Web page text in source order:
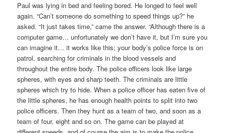
Paul was lying in bed and feeling bored. He longed to feel well
again. “Can’t someone do something to speed things up?” he
asked. “It just takes time,” came the answer. “Although there is a
computer game… unfortunately we don’t have it, but I’m sure you
can imagine it… it works like this; your body’s police force is on
patrol, searching for criminals in the blood vessels and
throughout the entire body. The police officers look like large
spheres, with eyes and sharp teeth. The criminals are little
spheres which try to hide. When a police officer has eaten five of
the little spheres, he has enough health points to split into two
police officers. Then they hunt as a team of two, and soon as a
team of four, eight and so on. The game can be played at